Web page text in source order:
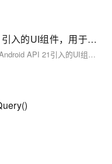
`RecyclerView`是Android API 21引入的UI组件，用于替代ListView和GridView
【6月更文挑战第26天】`RecyclerView`是Android API 21引入的UI组件，用于替代ListView和GridView。它提供高效的数据视图复用，优化的布局管理，支持多种布局（如线性、网格），并解耦数据、适配器和视图。RecyclerView的灵活性、性能（如局部刷新和动画支持）和扩展性使其成为现代Android开发的首选，特别是在处理大规模数据集时。